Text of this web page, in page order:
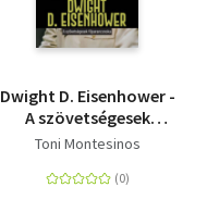
Dwight D. Eisenhower -
A szövetségesek
főparancsnoka
Toni Montesinos